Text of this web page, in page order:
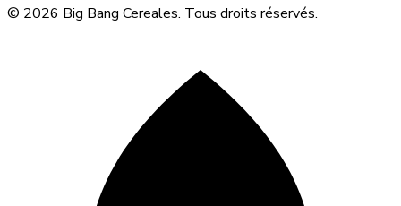
© 2026 Big Bang Cereales. Tous droits réservés.